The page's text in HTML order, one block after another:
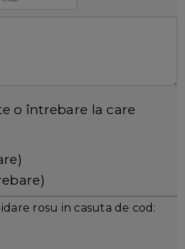
o întrebare la care
rosu in casuta de cod: